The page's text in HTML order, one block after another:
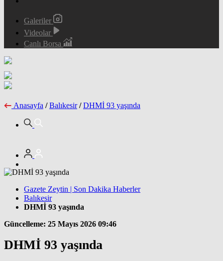
Galeriler
Videolar
Canlı Borsa
Anasayfa / Balıkesir / DHMİ 93 yaşında
Gazete Zeytin | Son Dakika Haberler
Balıkesir
DHMİ 93 yaşında
Güncelleme: 25 Mayıs 2026 09:46
DHMİ 93 yaşında